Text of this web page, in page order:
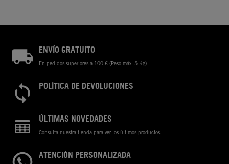
ENVÍO GRATUITO
En pedidos superiores a 100 € (Peso máx. 5 Kg)
POLÍTICA DE DEVOLUCIONES
ÚLTIMAS NOVEDADES
Consulta nuestra tienda para ver los últimos productos
ATENCIÓN PERSONALIZADA